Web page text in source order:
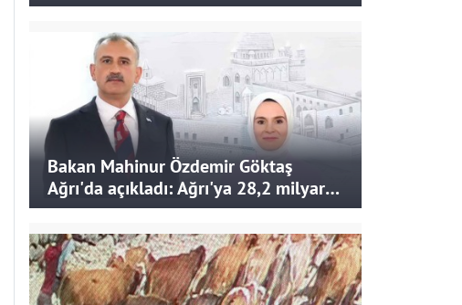
Bakan Mahinur Özdemir Göktaş
Ağrı'da açıkladı: Ağrı'ya 28,2 milyar
liralık yatırım ve destek sağlandı